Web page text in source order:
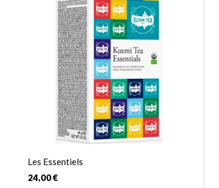
Les Essentiels
24,00 €